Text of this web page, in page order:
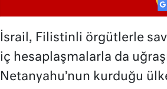
İsrail, Filistinli örgütlerle
iç hesaplaşmalarla da
Netanyahu’nun kurduğu